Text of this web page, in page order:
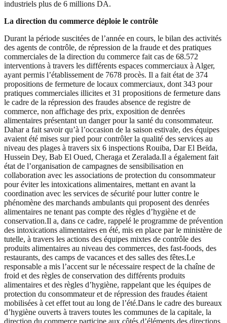
industriels plus de 6 millions DA.
La direction du commerce déploie le contrôle
Durant la période suscitées de l’année en cours, le bilan des activités
des agents de contrôle, de répression de la fraude et des pratiques
commerciales de la direction du commerce fait cas de 68.572
interventions à travers les différents espaces commerciaux à Alger,
ayant permis l’établissement de 7678 procès. Il a fait état de 374
propositions de fermeture de locaux commerciaux, dont 343 pour
pratiques commerciales illicites et 31 propositions de fermeture dans
le cadre de la répression des fraudes absence de registre de
commerce, non affichage des prix, exposition de denrées
alimentaires présentant un danger pour la santé du consommateur.
Dahar a fait savoir qu’à l’occasion de la saison estivale, des équipes
avaient été mises sur pied pour contrôler la qualité des services au
niveau des plages à travers six 6 inspections Rouiba, Dar El Beïda,
Hussein Dey, Bab El Oued, Cheraga et Zeralada.Il a également fait
état de l’organisation de campagnes de sensibilisation en
collaboration avec les associations de protection du consommateur
pour éviter les intoxications alimentaires, mettant en avant la
coordination avec les services de sécurité pour lutter contre le
phénomène des marchands ambulants qui proposent des denrées
alimentaires ne tenant pas compte des règles d’hygiène et de
conservation.Il a, dans ce cadre, rappelé le programme de prévention
des intoxications alimentaires en été, mis en place par le ministère de
tutelle, à travers les actions des équipes mixtes de contrôle des
produits alimentaires au niveau des commerces, des fast-foods, des
restaurants, des camps de vacances et des salles des fêtes.Le
responsable a mis l’accent sur le nécessaire respect de la chaîne de
froid et des règles de conservation des différents produits
alimentaires et des règles d’hygiène, rappelant que les équipes de
protection du consommateur et de répression des fraudes étaient
mobilisées à cet effet tout au long de l’été.Dans le cadre des bureaux
d’hygiène ouverts à travers toutes les communes de la capitale, la